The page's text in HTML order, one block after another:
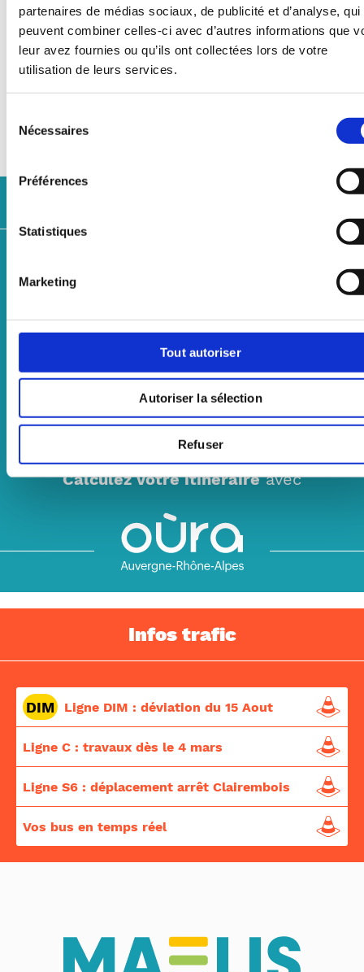
partenaires de médias sociaux, de publicité et d’analyse, qui
peuvent combiner celles-ci avec d’autres informations que
leur avez fournies ou qu’ils ont collectées lors de votre
utilisation de leurs services.
Nécessaires
Préférences
Statistiques
Marketing
Tout autoriser
Autoriser la sélection
Refuser
confiance à Keolis, lui délégant l’exploitation
ainsi que la maintenance de leurs réseaux
urbains, péri-urbains et interurbains. Le
groupe est détenu à 70% par la SNCF et 30%
par la Caisse de dépôt et de placement du
Prochains passages
Horaires & plans des lignes
Calculez votre itinéraireavec
Infos trafic
DIM Ligne DIM : déviation du 15 Aout
Ligne C : travaux dès le 4 mars
Ligne S6 : déplacement arrêt Clairembois
Vos bus en temps réel